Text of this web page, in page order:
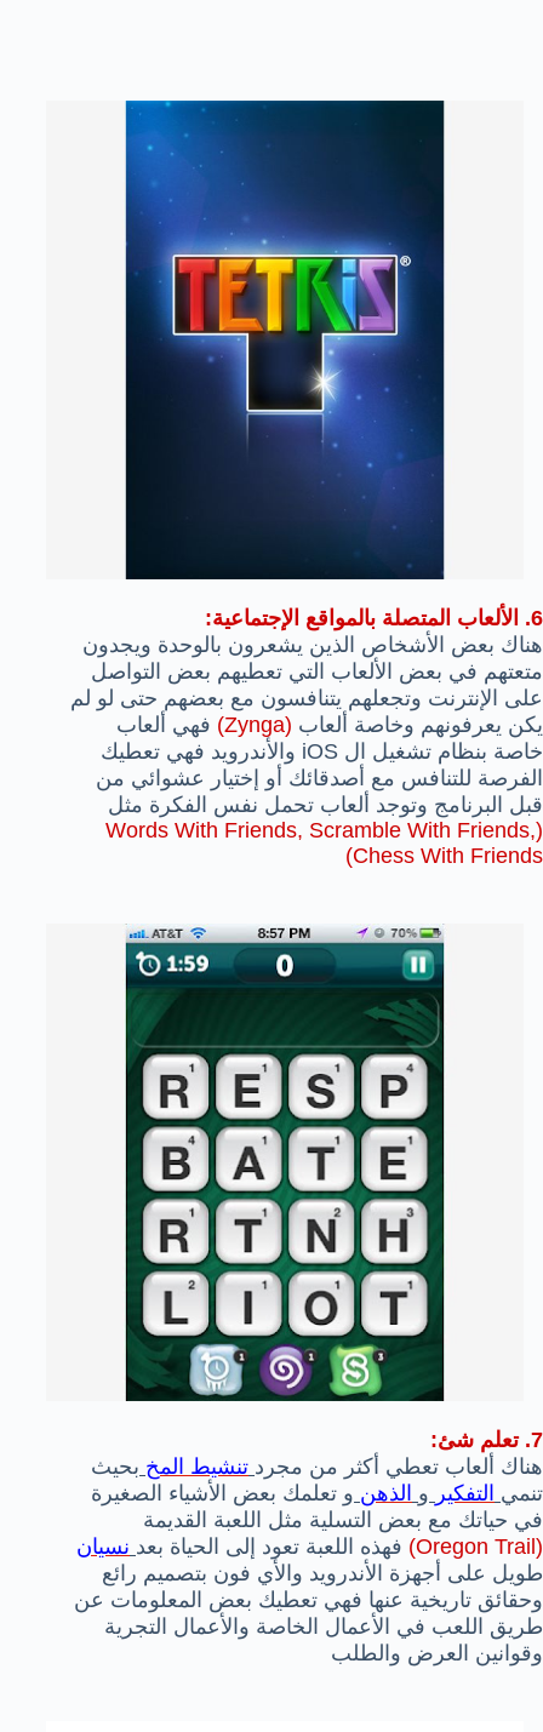
6. الألعاب المتصلة بالمواقع الإجتماعية:
هناك بعض الأشخاص الذين يشعرون بالوحدة ويجدون
متعتهم في بعض الألعاب التي تعطيهم بعض التواصل
على الإنترنت وتجعلهم يتنافسون مع بعضهم حتى لو لم
يكن يعرفونهم وخاصة ألعاب (Zynga)
فهي ألعاب
خاصة بنظام تشغيل ال iOS والأندرويد فهي تعطيك
الفرصة للتنافس مع أصدقائك أو إختيار عشوائي من
قبل البرنامج وتوجد ألعاب تحمل نفس الفكرة مثل
(Words With Friends, Scramble With Friends,
Chess With Friends)
7. تعلم شئ:
هناك ألعاب تعطي أكثر من مجرد تنشيط المخ بحيث
تنمي التفكير و الذهن و تعلمك بعض الأشياء الصغيرة
في حياتك مع بعض التسلية مثل اللعبة القديمة
(Oregon Trail)
فهذه اللعبة تعود إلى الحياة بعد نسيان
طويل على أجهزة الأندرويد والأي فون بتصميم رائع
وحقائق تاريخية عنها فهي تعطيك بعض المعلومات عن
طريق اللعب في الأعمال الخاصة والأعمال التجرية
وقوانين العرض والطلب